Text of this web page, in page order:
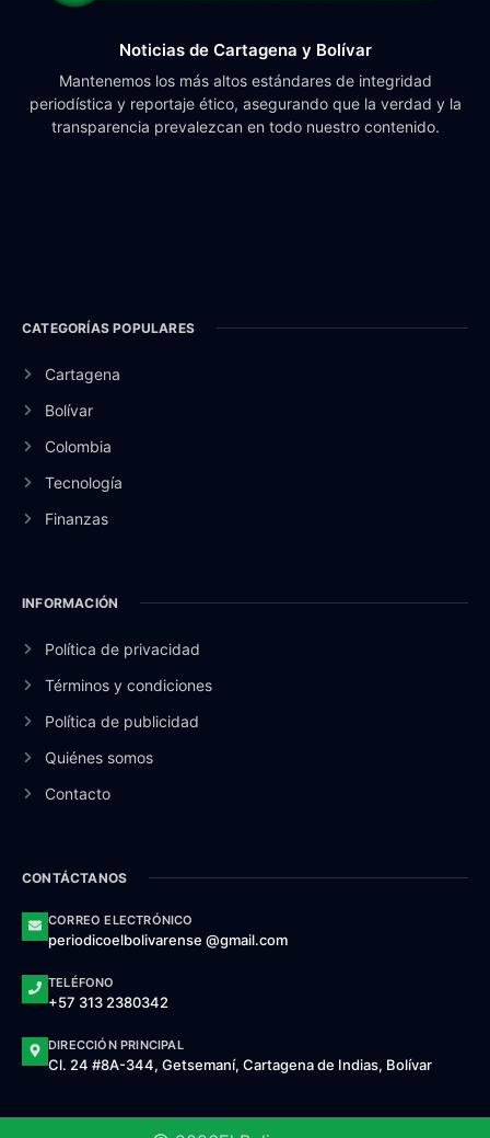
Noticias de Cartagena y Bolívar
Mantenemos los más altos estándares de integridad
periodística y reportaje ético, asegurando que la verdad y la
transparencia prevalezcan en todo nuestro contenido.
CATEGORÍAS POPULARES
Cartagena
Bolívar
Colombia
Tecnología
Finanzas
INFORMACIÓN
Política de privacidad
Términos y condiciones
Política de publicidad
Quiénes somos
Contacto
CONTÁCTANOS
CORREO ELECTRÓNICO
periodicoelbolivarense @gmail.com
TELÉFONO
+57 313 2380342
DIRECCIÓN PRINCIPAL
Cl. 24 #8A-344, Getsemaní, Cartagena de Indias, Bolívar